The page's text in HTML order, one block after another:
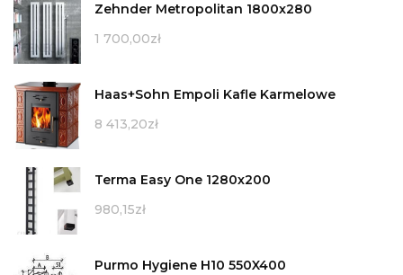
Zehnder Metropolitan 1800x280
1 700,00zł
Haas+Sohn Empoli Kafle Karmelowe
8 413,20zł
Terma Easy One 1280x200
980,15zł
Purmo Hygiene H10 550X400